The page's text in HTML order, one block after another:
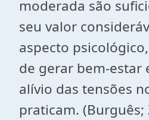
moderada são
seu valor
aspecto
de gerar bem-estar
alívio das tensões
praticam. (Burguês;